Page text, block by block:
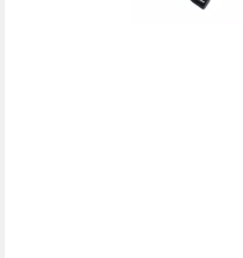
lieferbar - in 2-3 Werktagen bei dir